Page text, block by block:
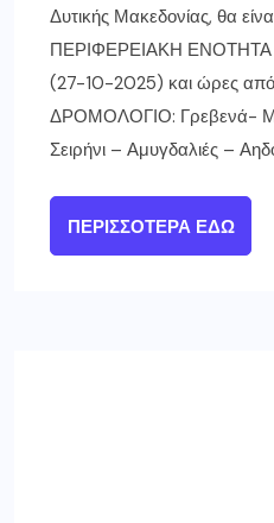
Δυτικής Μακεδονίας, θα
ΠΕΡΙΦΕΡΕΙΑΚΗ ΕΝΟΤΗΤΑ
(27-10-2025) και ώρες
ΔΡΟΜΟΛΟΓΙΟ: Γρεβενά-
Σειρήνι – Αμυγδαλιές –
ΠΕΡΙΣΣΌΤΕΡΑ ΕΔΏ